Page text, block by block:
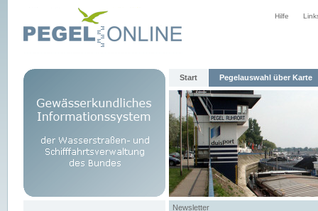
Hilfe
Start Pegelauswahl über Karte
Newsletter